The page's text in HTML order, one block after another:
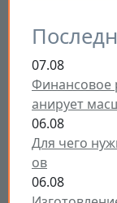
07.08
Финансовое
анирует
06.08
Для чего
ов
06.08